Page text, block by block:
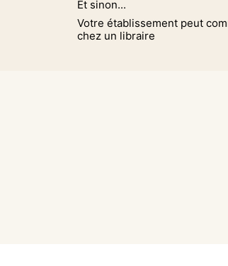
Et sinon...
Votre établissement peut
chez un libraire